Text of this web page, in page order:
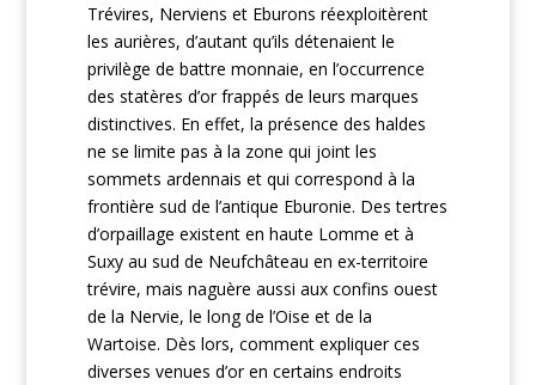
Trévires, Nerviens et Eburons réexploitèrent
les aurières, d’autant qu’ils détenaient le
privilège de battre monnaie, en l’occurrence
des statères d’or frappés de leurs marques
distinctives. En effet, la présence des haldes
ne se limite pas à la zone qui joint les
sommets ardennais et qui correspond à la
frontière sud de l’antique Eburonie. Des tertres
d’orpaillage existent en haute Lomme et à
Suxy au sud de Neufchâteau en ex-territoire
trévire, mais naguère aussi aux confins ouest
de la Nervie, le long de l’Oise et de la
Wartoise. Dès lors, comment expliquer ces
diverses venues d’or en certains endroits